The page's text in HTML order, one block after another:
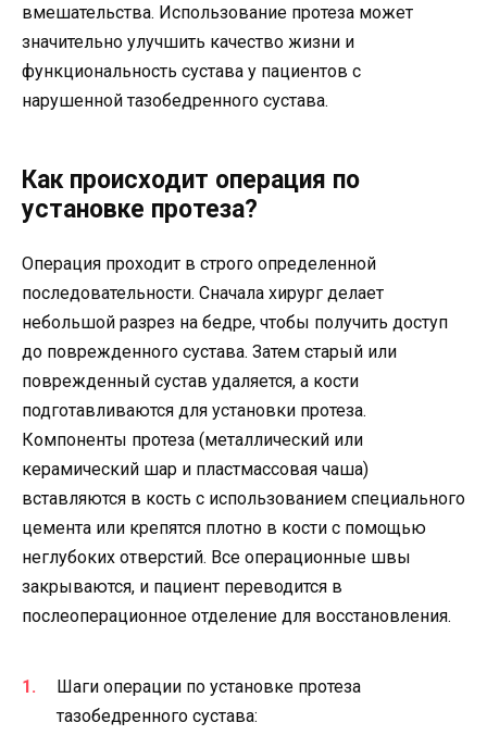
вмешательства. Использование протеза может
значительно улучшить качество жизни и
функциональность сустава у пациентов с
нарушенной тазобедренного сустава.
Как происходит операция по
установке протеза?
Операция проходит в строго определенной
последовательности. Сначала хирург делает
небольшой разрез на бедре, чтобы получить доступ
до поврежденного сустава. Затем старый или
поврежденный сустав удаляется, а кости
подготавливаются для установки протеза.
Компоненты протеза (металлический или
керамический шар и пластмассовая чаша)
вставляются в кость с использованием специального
цемента или крепятся плотно в кости с помощью
неглубоких отверстий. Все операционные швы
закрываются, и пациент переводится в
послеоперационное отделение для восстановления.
Шаги операции по установке протеза
тазобедренного сустава: